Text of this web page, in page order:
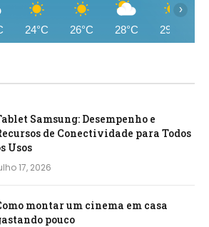
24°C 26°C 28°C 29°C
›
Samsung: Desempenho e
de Conectividade para Todos
Usos
17, 2026
montar um cinema em casa
pouco